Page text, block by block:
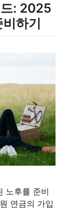
: 2025
하기
노후를 준비
연금의 가입